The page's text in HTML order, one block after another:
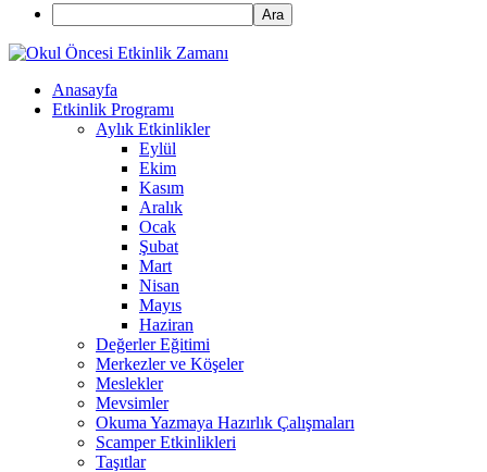
Ara
Anasayfa
Etkinlik Programı
Aylık Etkinlikler
Eylül
Ekim
Kasım
Aralık
Ocak
Şubat
Mart
Nisan
Mayıs
Haziran
Değerler Eğitimi
Merkezler ve Köşeler
Meslekler
Mevsimler
Okuma Yazmaya Hazırlık Çalışmaları
Scamper Etkinlikleri
Taşıtlar